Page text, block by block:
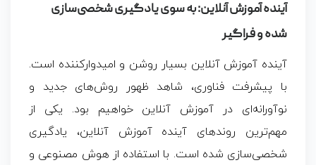
آینده آموزش آنلاین: به سوی یادگیری شخصی‌سازی
شده و فراگیر
آینده آموزش آنلاین بسیار روشن و امیدوارکننده است.
با پیشرفت فناوری، شاهد ظهور روش‌های جدید و
نوآورانه‌ای در آموزش آنلاین خواهیم بود. یکی از
مهم‌ترین روندهای آینده آموزش آنلاین، یادگیری
شخصی‌سازی شده است. با استفاده از هوش مصنوعی و